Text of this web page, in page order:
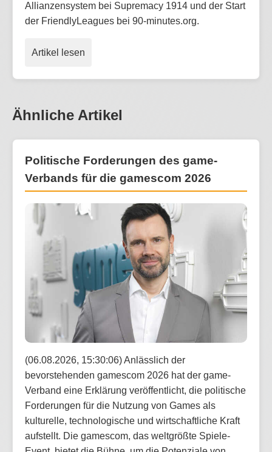
Allianzensystem bei Supremacy 1914 und der Start
der FriendlyLeagues bei 90-minutes.org.
Artikel lesen
Ähnliche Artikel
Politische Forderungen des game-
Verbands für die gamescom 2026
(06.08.2026, 15:30:06) Anlässlich der
bevorstehenden gamescom 2026 hat der game-
Verband eine Erklärung veröffentlicht, die politische
Forderungen für die Nutzung von Games als
kulturelle, technologische und wirtschaftliche Kraft
aufstellt. Die gamescom, das weltgrößte Spiele-